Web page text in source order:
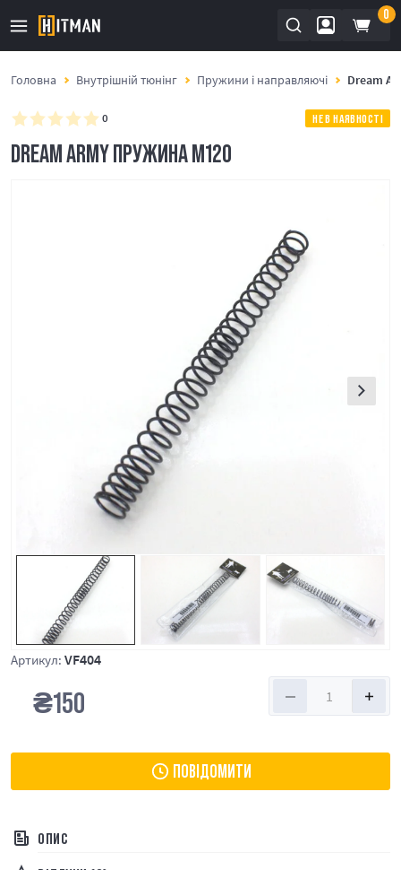
0
Головна Внутрішній тюнінг Пружини і направляючі Dream
0 НЕ В НАЯВНОСТІ
DREAM ARMY ПРУЖИНА M120
Артикул: VF404
₴150
ПОВІДОМИТИ
ОПИС